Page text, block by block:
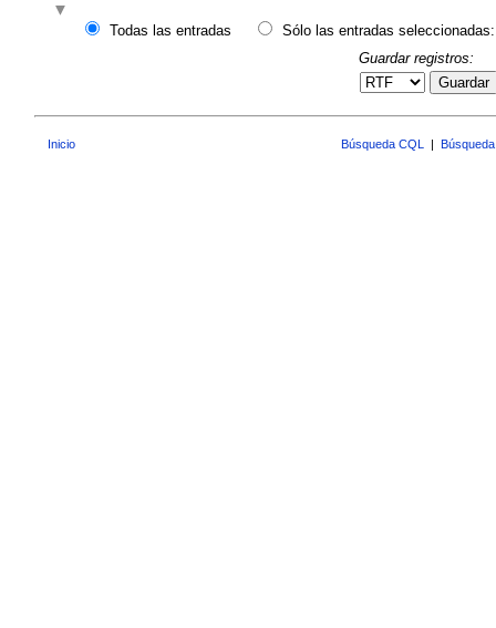
Todas las entradas
Sólo las entradas seleccionadas:
Guardar registros:
Guardar
Inicio Búsqueda CQL